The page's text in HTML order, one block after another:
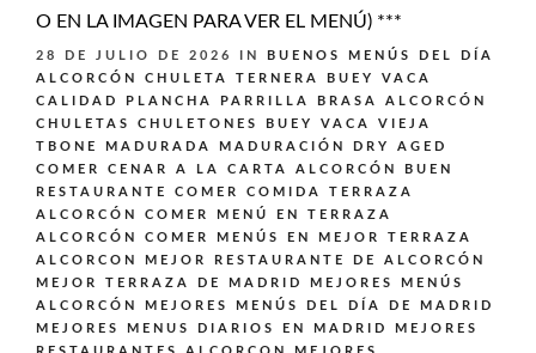
O EN LA IMAGEN PARA VER EL MENÚ) ***
28 DE JULIO DE 2026 IN
BUENOS MENÚS DEL DÍA
ALCORCÓN
CHULETA TERNERA BUEY VACA
CALIDAD PLANCHA PARRILLA BRASA ALCORCÓN
CHULETAS CHULETONES BUEY VACA VIEJA
TBONE MADURADA MADURACIÓN DRY AGED
COMER CENAR A LA CARTA ALCORCÓN BUEN
RESTAURANTE
COMER COMIDA TERRAZA
ALCORCÓN
COMER MENÚ EN TERRAZA
ALCORCÓN
COMER MENÚS EN MEJOR TERRAZA
ALCORCON
MEJOR RESTAURANTE DE ALCORCÓN
MEJOR TERRAZA DE MADRID
MEJORES MENÚS
ALCORCÓN
MEJORES MENÚS DEL DÍA DE MADRID
MEJORES MENUS DIARIOS EN MADRID
MEJORES